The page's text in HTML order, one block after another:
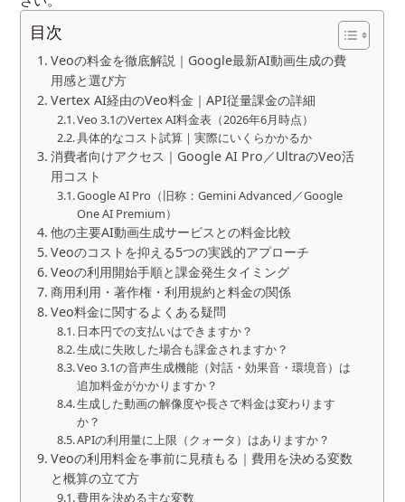
目次
Veoの料金を徹底解説｜Google最新AI動画生成の費
用感と選び方
Vertex AI経由のVeo料金｜API従量課金の詳細
Veo 3.1のVertex AI料金表（2026年6月時点）
具体的なコスト試算｜実際にいくらかかるか
消費者向けアクセス｜Google AI Pro／UltraのVeo活
用コスト
Google AI Pro（旧称：Gemini Advanced／Google
One AI Premium）
他の主要AI動画生成サービスとの料金比較
Veoのコストを抑える5つの実践的アプローチ
Veoの利用開始手順と課金発生タイミング
商用利用・著作権・利用規約と料金の関係
Veo料金に関するよくある疑問
日本円での支払いはできますか？
生成に失敗した場合も課金されますか？
Veo 3.1の音声生成機能（対話・効果音・環境音）は
追加料金がかかりますか？
生成した動画の解像度や長さで料金は変わります
か？
APIの利用量に上限（クォータ）はありますか？
Veoの利用料金を事前に見積もる｜費用を決める変数
と概算の立て方
費用を決める主な変数